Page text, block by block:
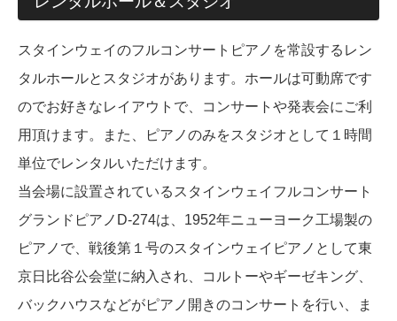
スタインウェイのフルコンサートピアノを常設するレン
タルホールとスタジオがあります。ホールは可動席です
のでお好きなレイアウトで、コンサートや発表会にご利
用頂けます。また、ピアノのみをスタジオとして１時間
単位でレンタルいただけます。
当会場に設置されているスタインウェイフルコンサート
グランドピアノD-274は、1952年ニューヨーク工場製の
ピアノで、戦後第１号のスタインウェイピアノとして東
京日比谷公会堂に納入され、コルトーやギーゼキング、
バックハウスなどがピアノ開きのコンサートを行い、ま